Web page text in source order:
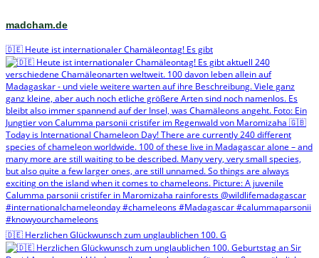
madcham.de
🇩🇪 Heute ist internationaler Chamäleontag! Es gibt
🇩🇪 Herzlichen Glückwunsch zum unglaublichen 100. G